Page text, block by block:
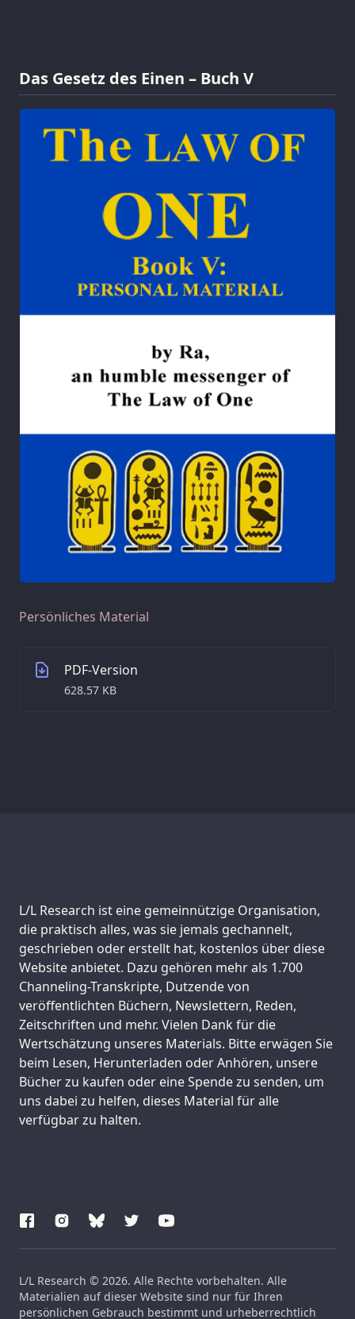
Das Gesetz des Einen – Buch V
Persönliches Material
PDF-Version
628.57 KB
Support us:
L/L Research ist eine gemeinnützige Organisation,
die praktisch alles, was sie jemals gechannelt,
geschrieben oder erstellt hat, kostenlos über diese
Website anbietet. Dazu gehören mehr als 1.700
Channeling-Transkripte, Dutzende von
veröffentlichten Büchern, Newslettern, Reden,
Zeitschriften und mehr. Vielen Dank für die
Wertschätzung unseres Materials. Bitte erwägen Sie
beim Lesen, Herunterladen oder Anhören, unsere
Bücher zu kaufen oder eine Spende zu senden, um
uns dabei zu helfen, dieses Material für alle
verfügbar zu halten.
L/L Research © 2026. Alle Rechte vorbehalten. Alle
Materialien auf dieser Website sind nur für Ihren
persönlichen Gebrauch bestimmt und urheberrechtlich